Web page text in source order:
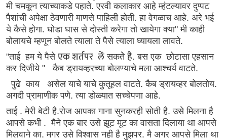
मी चमकून त्याच्याकडे पहाते. एरवी कलाकार आहे म्हंटल्यावर दुप्पट
पैशांची अपेक्षा ठेवणारी माणसे पाहिली होती. हा वेगळाच आहे. अरे भई
ये कैसे होगा. घोडा घास से दोस्ती करेगा तो खायेगा क्या" मी काही
बोलायचे म्हणून बोलते त्याला ते पैसे त्याला घ्यायला लावते.
"ताई हम ये पैसे एक शर्तपर लें सकतेे है. बस एक छोटासा एहसान
कर दिजीये " कैब ड्रायव्हरच्या बोलण्याचे मला आश्चर्य वाटते.
पुढे काय असेल याचे याचे कुतूहल वाटते. कैब ड्रायव्हर बोलतोय.
अगदी प्रामाणीक पणे. त्या डोळ्यात सच्चेपणा आहे.
ताई . मेरी बेटी है.रोज आपका गाना सुनकरही सोती है. उसे मिलना है
आपसे कभी . मैने एक बार उसे झूट मूट का वासता दिलाया था आपसे
मिलवाने का. मगर उसे विश्वास नही है मुझपर. मै अगर आपसे मिला था